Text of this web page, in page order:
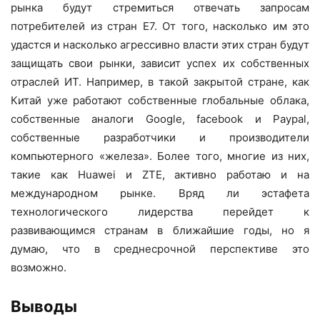
рынка будут стремиться отвечать запросам
потребителей из стран E7. От того, насколько им это
удастся и насколько агрессивно власти этих стран будут
защищать свои рынки, зависит успех их собственных
отраслей ИТ. Например, в такой закрытой стране, как
Китай уже работают собственные глобальные облака,
собственные аналоги Google, facebook и Paypal,
собственные разработчики и производители
компьютерного «железа». Более того, многие из них,
такие как Huawei и ZTE, активно работаю и на
международном рынке. Вряд ли эстафета
технологического лидерства перейдет к
развивающимся странам в ближайшие годы, но я
думаю, что в среднесрочной перспективе это
возможно.
Выводы